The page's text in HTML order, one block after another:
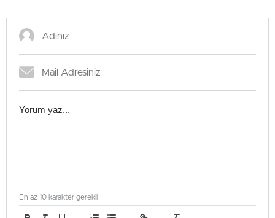
En az 10 karakter gerekli